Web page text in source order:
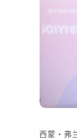
西蒙·弗